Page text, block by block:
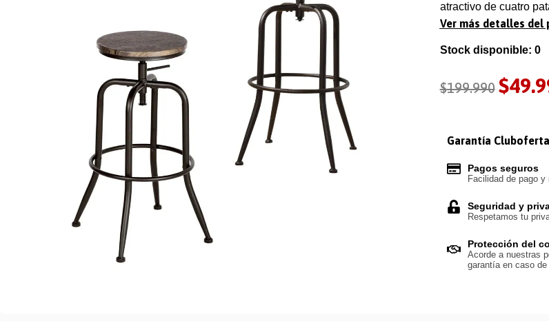
atractivo de cuatro
Ver más detalles del
Stock disponible: 0
$199.990 $
Garantía Cluboferta
Pagos seguros
Facilidad de pago
Seguridad y
Respetamos tu
Protección del
Acorde a nuestras
garantía en caso